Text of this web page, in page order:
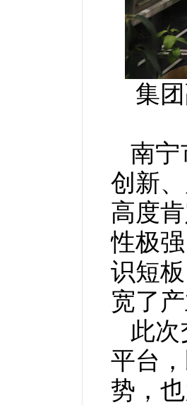
集
南宁
创新
高度
性极
识短
宽了
此次
平台
势，